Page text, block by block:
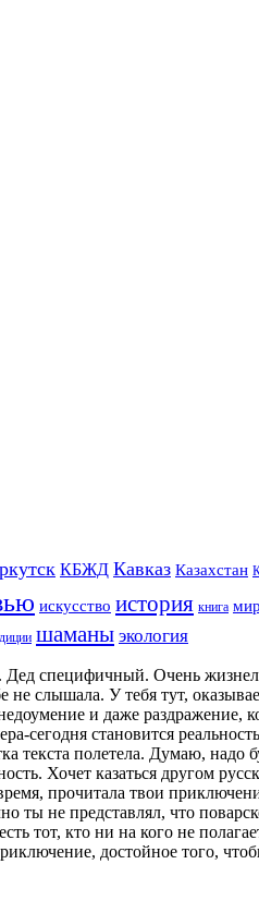
КБЖД Кавказ Казахстан
искусство история книга
шаманы экология
Дед специфичный. Очень
не слышала. У тебя тут,
и даже раздражение,
сегодня становится
текста полетела. Думаю, надо
Хочет казаться другом
прочитала твои
ты не представлял, что
тот, кто ни на кого не
достойное того,